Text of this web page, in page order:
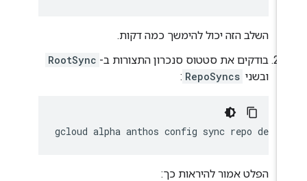
השלב הזה יכול להימשך כמה דקות.
בודקים את סטטוס סנכרון התצורות ב- RootSync
ובשני RepoSyncs
:
gcloud alpha anthos config sync repo
הפלט אמור להיראות כך: